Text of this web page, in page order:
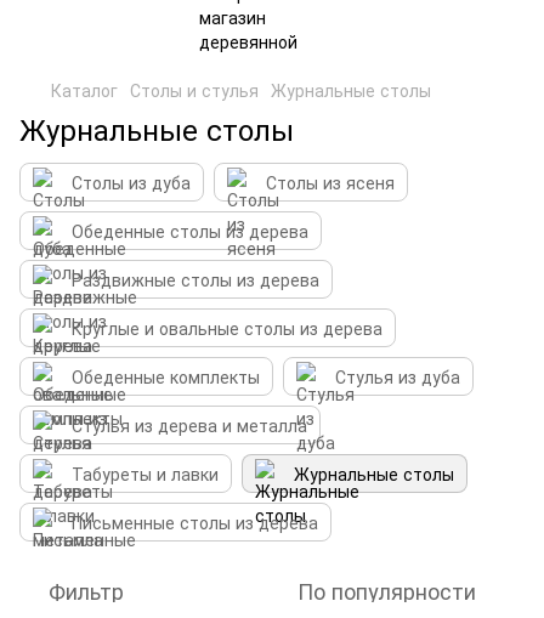
Каталог Столы и стулья Журнальные столы
Журнальные столы
Столы из дуба
Столы из ясеня
Обеденные столы из дерева
Раздвижные столы из дерева
Круглые и овальные столы из дерева
Обеденные комплекты
Стулья из дуба
Стулья из дерева и металла
Табуреты и лавки
Журнальные столы
Письменные столы из дерева
Фильтр По популярности